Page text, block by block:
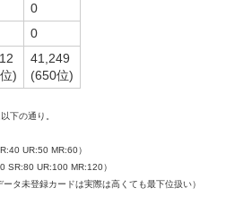
0
0
)
41,249
(650位)
下の通り。
UR:50 MR:60）
SR:80 UR:100 MR:120）
タ未登録カードは実際は高くても最下位扱い）